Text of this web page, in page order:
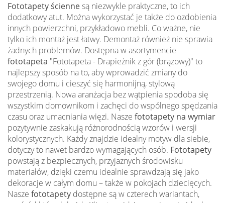
Fototapety ściennesą niezwykle praktyczne, to ich
dodatkowy atut. Można wykorzystać je także do ozdobienia
innych powierzchni, przykładowo mebli. Co ważne, nie
tylko ich montaż jest łatwy. Demontaż również nie sprawia
żadnych problemów. Dostępna w asortymencie
fototapeta "Fototapeta - Drapieżnik z gór (brązowy)" to
najlepszy sposób na to, aby wprowadzić zmiany do
swojego domu i cieszyć się harmonijną, stylową
przestrzenią. Nowa aranżacja bez wątpienia spodoba się
wszystkim domownikom i zachęci do wspólnego spędzania
czasu oraz umacniania więzi. Nasze fototapety na wymiar
pozytywnie zaskakują różnorodnością wzorów i wersji
kolorystycznych. Każdy znajdzie idealny motyw dla siebie,
dotyczy to nawet bardzo wymagających osób. Fototapety
powstają z bezpiecznych, przyjaznych środowisku
materiałów, dzięki czemu idealnie sprawdzają się jako
dekoracje w całym domu – także w pokojach dziecięcych.
Nasze fototapety dostępne są w czterech wariantach,